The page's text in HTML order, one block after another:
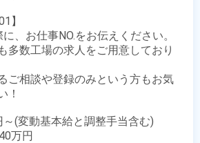
】
、お仕事NO.をお伝えください。
多数工場の求人をご用意しており
ご相談や登録のみという方もお気
！
～(変動基本給と調整手当含む)
万円